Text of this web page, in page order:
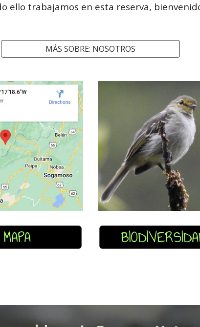
ello trabajamos en esta reserva,
MÁS SOBRE: NOSOTROS